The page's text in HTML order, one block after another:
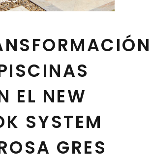
EL NEW
SYSTEM
GRES